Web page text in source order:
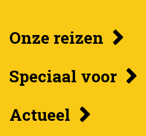
Onze reizen
Speciaal voor
Actueel